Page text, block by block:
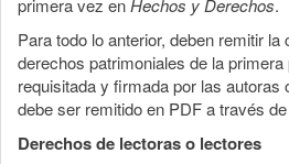
primera vez enHechos y Derechos.
Para todo lo anterior, deben remitir
derechos patrimoniales de la
requisitada y firmada por las autoras
debe ser remitido en PDF a través
Derechos de lectoras o lectores